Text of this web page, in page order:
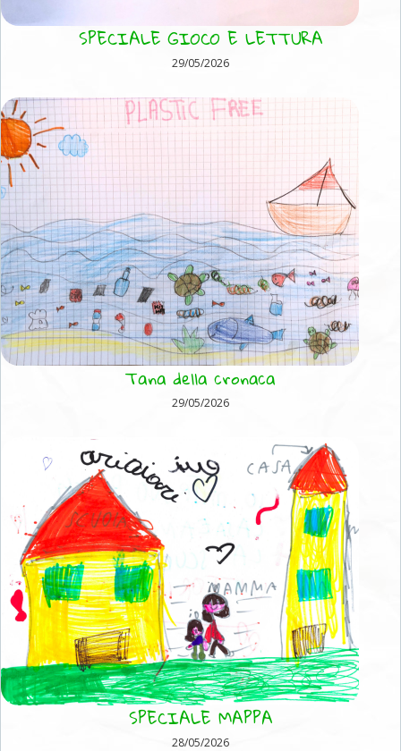
SPECIALE GIOCO E LETTURA
29/05/2026
Tana della cronaca
29/05/2026
SPECIALE MAPPA
28/05/2026